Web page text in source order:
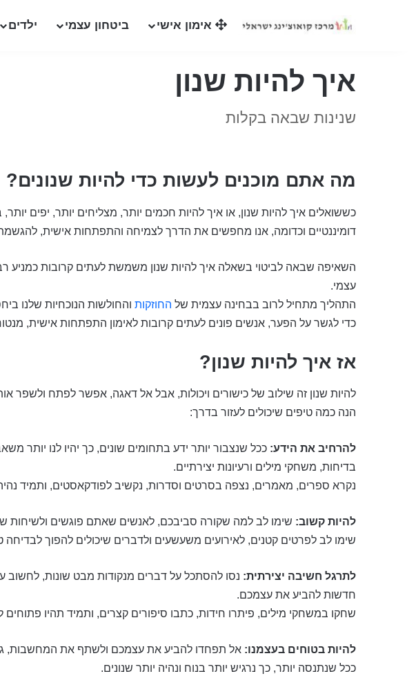
אימון אישי ביטחון עצמי ילדים
איך להיות שנון
שנינות שבאה בקלות
מה אתם מוכנים לעשות כדי להיות שנונים?
כששואלים איך להיות שנון, או איך להיות חכמים יותר, מצליחים יותר, יפים
דומיננטיים וכדומה, אנו מחפשים את הדרך לצמיחה והתפתחות אישית,
השאיפה שבאה לביטוי בשאלה איך להיות שנון משמשת לעתים קרובות כמניע
עצמי.
התהליך מתחיל לרוב בבחינה עצמית של החוזקות והחולשות הנוכחיות שלנו
כדי לגשר על הפער, אנשים פונים לעתים קרובות לאימון התפתחות אישית,
אז איך להיות שנון?
להיות שנון זה שילוב של כישורים ויכולות, אבל אל דאגה, אפשר לפתח ולשפר
הנה כמה טיפים שיכולים לעזור בדרך:
להרחיב את הידע: ככל שנצבור יותר ידע בתחומים שונים, כך יהיו לנו יותר
בדיחות, משחקי מילים ורעיונות יצירתיים.
נקרא ספרים, מאמרים, נצפה בסרטים וסדרות, נקשיב לפודקאסטים, ותמיד
להיות קשוב: שימו לב למה שקורה סביבכם, לאנשים שאתם פוגשים ולשיחות
שימו לב לפרטים קטנים, לאירועים משעשעים ולדברים שיכולים להפוך לבדיחה
לתרגל חשיבה יצירתית: נסו להסתכל על דברים מנקודות מבט שונות, לחשוב
חדשות להביע את עצמכם.
שחקו במשחקי מילים, פיתרו חידות, כתבו סיפורים קצרים, ותמיד תהיו פתוחים
להיות בטוחים בעצמנו: אל תפחדו להביע את עצמכם ולשתף את המחשבות,
ככל שנתנסה יותר, כך נרגיש יותר בנוח ונהיה יותר שנונים.